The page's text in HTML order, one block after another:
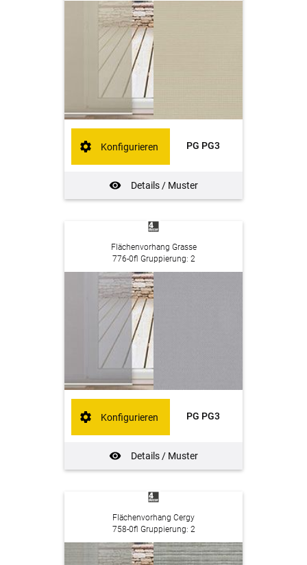
PG PG3
Details / Muster
Konfigurieren
Flächenvorhang Grasse
776-0fl Gruppierung: 2
PG PG3
Details / Muster
Konfigurieren
Flächenvorhang Cergy
758-0fl Gruppierung: 2